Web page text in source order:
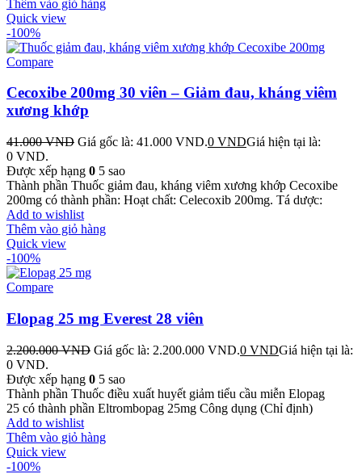
Thêm vào giỏ hàng
Quick view
-100%
Compare
Cecoxibe 200mg 30 viên – Giảm đau, kháng viêm
xương khớp
41.000VND Giá gốc là: 41.000 VND.0 VNDGiá hiện tại là:
0 VND.
Được xếp hạng 0 5 sao
Thành phần Thuốc giảm đau, kháng viêm xương khớp Cecoxibe
200mg có thành phần: Hoạt chất: Celecoxib 200mg. Tá dược:
Add to wishlist
Thêm vào giỏ hàng
Quick view
-100%
Compare
Elopag 25 mg Everest 28 viên
2.200.000VND Giá gốc là: 2.200.000 VND.0 VNDGiá hiện tại là:
0 VND.
Được xếp hạng 0 5 sao
Thành phần Thuốc điều xuất huyết giảm tiểu cầu miễn Elopag
25 có thành phần Eltrombopag 25mg Công dụng (Chỉ định)
Add to wishlist
Thêm vào giỏ hàng
Quick view
-100%